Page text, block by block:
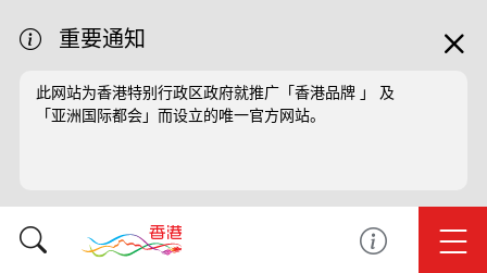
重要通知
此网站为香港特别行政区政府就推广「香港品牌 」 及
「亚洲国际都会」而设立的唯一官方网站。